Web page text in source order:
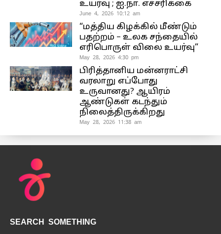
உயர்வு ; ஐ.நா. எச்சரிக்கை
June 4, 2026 10:12 am
“மத்திய கிழக்கில் மீண்டும்
பதற்றம் – உலக சந்தையில்
எரிபொருள் விலை உயர்வு”
May 28, 2026 4:30 pm
பிரித்தானிய மன்னராட்சி
வரலாறு எப்போது
உருவானது? ஆயிரம்
ஆண்டுகள் கடந்தும்
நிலைத்திருக்கிறது
May 28, 2026 11:38 am
SEARCH SOMETHING